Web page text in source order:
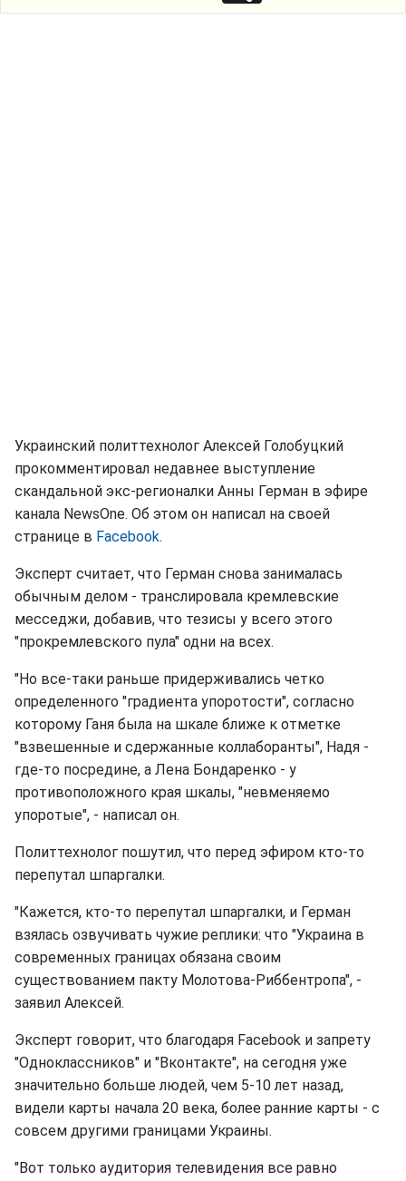
Украинский политтехнолог Алексей Голобуцкий
прокомментировал недавнее выступление
скандальной экс-регионалки Анны Герман в эфире
канала NewsOne. Об этом он написал на своей
странице в Facebook.
Эксперт считает, что Герман снова занималась
обычным делом - транслировала кремлевские
месседжи, добавив, что тезисы у всего этого
"прокремлевского пула" одни на всех.
"Но все-таки раньше придерживались четко
определенного "градиента упоротости", согласно
которому Ганя была на шкале ближе к отметке
"взвешенные и сдержанные коллаборанты", Надя -
где-то посредине, а Лена Бондаренко - у
противоположного края шкалы, "невменяемо
упоротые", - написал он.
Политтехнолог пошутил, что перед эфиром кто-то
перепутал шпаргалки.
"Кажется, кто-то перепутал шпаргалки, и Герман
взялась озвучивать чужие реплики: что "Украина в
современных границах обязана своим
существованием пакту Молотова-Риббентропа", -
заявил Алексей.
Эксперт говорит, что благодаря Facebook и запрету
"Одноклассников" и "Вконтакте", на сегодня уже
значительно больше людей, чем 5-10 лет назад,
видели карты начала 20 века, более ранние карты - с
совсем другими границами Украины.
"Вот только аудитория телевидения все равно